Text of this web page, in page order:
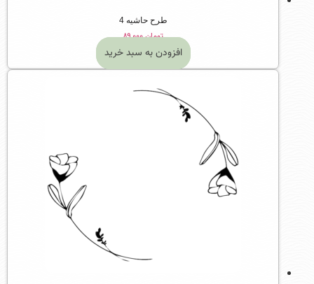
طرح حاشیه 4
تومان۸۹,۰۰۰
افزودن به سبد خرید